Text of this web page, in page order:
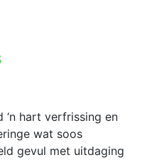
‘n hart verfrissing en
wat soos
gevul met uitdaging